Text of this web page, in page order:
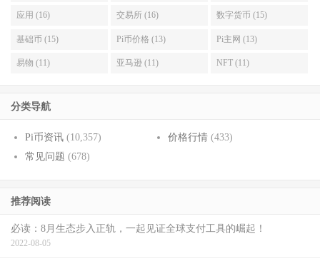
应用 (16) 交易所 (16) 数字货币 (15)
基础币 (15) Pi币价格 (13) Pi主网 (13)
易物 (11) 亚马逊 (11) NFT (11)
分类导航
Pi币资讯 (10,357) 价格行情(433)
常见问题 (678)
推荐阅读
必读：8月生态步入正轨，一起见证全球支付工具的崛起！
2022-08-05